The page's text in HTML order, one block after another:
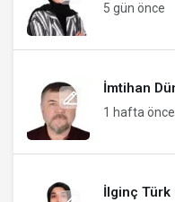
5 gün önce
İmtihan
1 hafta önce
İlginç Türk